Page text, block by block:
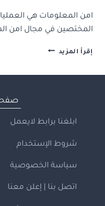
امن المعلومات هي
المختصين في مجال امن
إقرأ المزيد امن
ابلغنا برابط لايعمل
شروط الإستخدام
سياسة الخصوصية
اتصل بنا | إعلن معنا